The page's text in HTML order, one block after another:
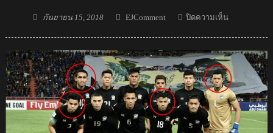
Posted
กันยายน 15, 2018 Author
EJComment ปิดความเห็นบน
เห็น
แฟน
บอล
อิน
โด
หลัง